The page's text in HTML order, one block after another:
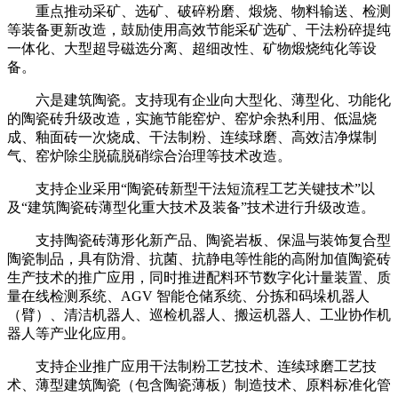
重点推动采矿、选矿、破碎粉磨、煅烧、物料输送、检测
等装备更新改造，鼓励使用高效节能采矿选矿、干法粉碎提纯
一体化、大型超导磁选分离、超细改性、矿物煅烧纯化等设
备。
六是建筑陶瓷。支持现有企业向大型化、薄型化、功能化
的陶瓷砖升级改造，实施节能窑炉、窑炉余热利用、低温烧
成、釉面砖一次烧成、干法制粉、连续球磨、高效洁净煤制
气、窑炉除尘脱硫脱硝综合治理等技术改造。
支持企业采用“陶瓷砖新型干法短流程工艺关键技术”以
及“建筑陶瓷砖薄型化重大技术及装备”技术进行升级改造。
支持陶瓷砖薄形化新产品、陶瓷岩板、保温与装饰复合型
陶瓷制品，具有防滑、抗菌、抗静电等性能的高附加值陶瓷砖
生产技术的推广应用，同时推进配料环节数字化计量装置、质
量在线检测系统、AGV 智能仓储系统、分拣和码垛机器人
（臂）、清洁机器人、巡检机器人、搬运机器人、工业协作机
器人等产业化应用。
支持企业推广应用干法制粉工艺技术、连续球磨工艺技
术、薄型建筑陶瓷（包含陶瓷薄板）制造技术、原料标准化管